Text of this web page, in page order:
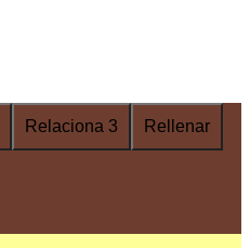
Relaciona 3 Rellenar